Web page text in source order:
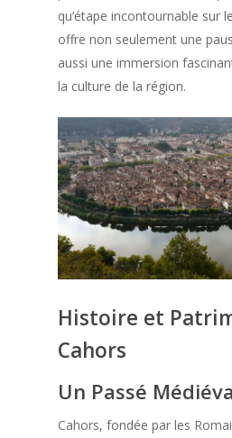
qu’étape incontournable sur
offre non seulement une
aussi une immersion
la culture de la région.
Histoire et
Cahors
Un Passé
Cahors, fondée par les